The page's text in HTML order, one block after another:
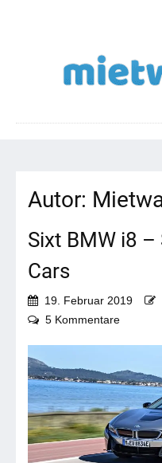
Autor:
Sixt BMW i8 –
Cars
19. Februar 2019
5 Kommentare
i8
–
Sports
&
Luxury
Cars